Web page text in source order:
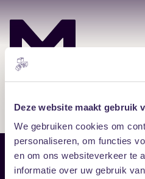
Deze website maakt gebruik
We gebruiken cookies om
personaliseren, om functies
en om ons websiteverkeer te
informatie over uw gebruik
Sitemap